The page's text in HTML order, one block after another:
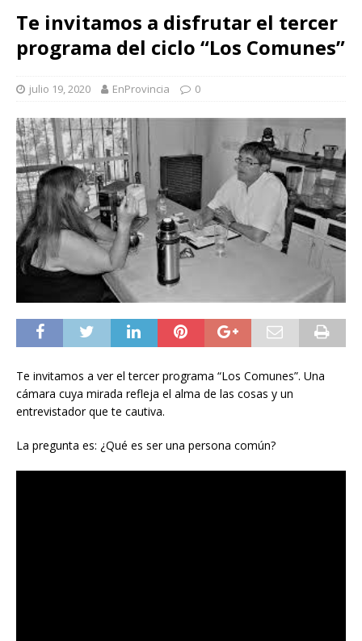
Te invitamos a disfrutar el tercer
programa del ciclo “Los Comunes”
julio 19, 2020 EnProvincia 0
Te invitamos a ver el tercer programa “Los Comunes”. Una
cámara cuya mirada refleja el alma de las cosas y un
entrevistador que te cautiva.
La pregunta es: ¿Qué es ser una persona común?